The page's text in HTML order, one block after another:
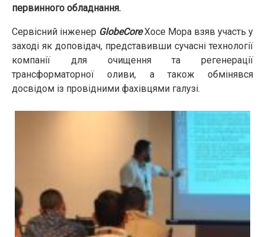
первинного обладнання.
Сервісний інженер GlobeCore Хосе Мора взяв участь у
заході як доповідач, представивши сучасні технології
компанії для очищення та регенерації
трансформаторної оливи, а також обмінявся
досвідом із провідними фахівцями галузі.